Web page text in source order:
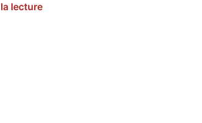
la lecture